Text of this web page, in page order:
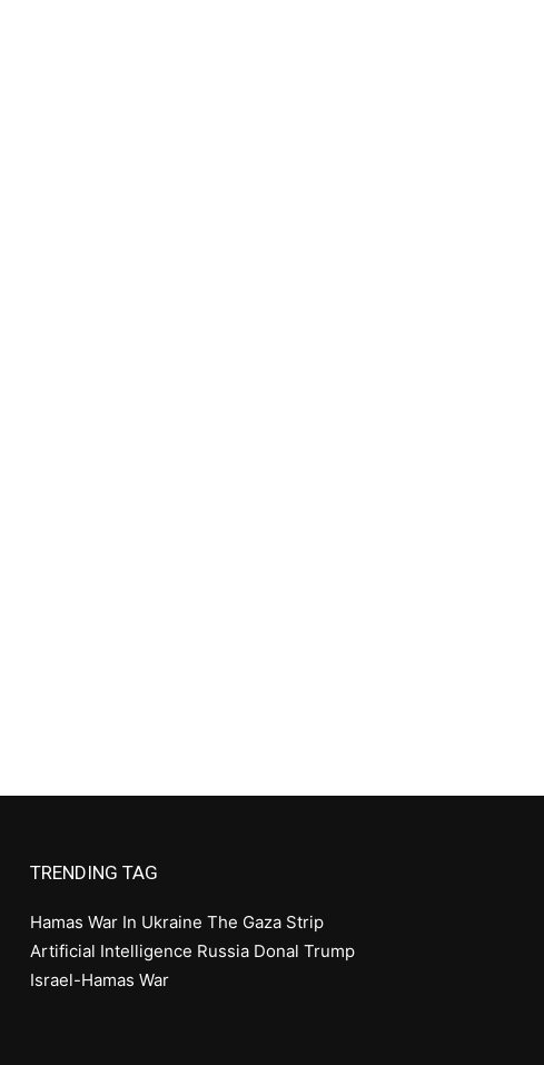
TRENDING TAG
Hamas War In Ukraine The Gaza Strip
Artificial Intelligence Russia Donal Trump
Israel-Hamas War